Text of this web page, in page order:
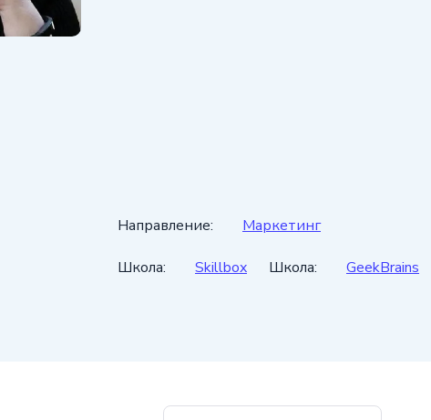
Направление: Маркетинг
Школа: Skillbox Школа: GeekBrains